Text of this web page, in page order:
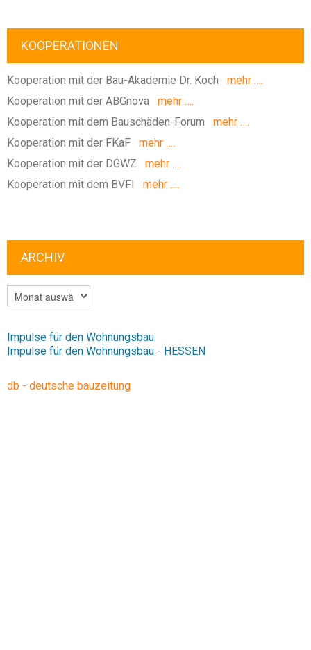
KOOPERATIONEN
Kooperation mit der Bau-Akademie Dr. Koch mehr ….
Kooperation mit der ABGnova mehr ….
Kooperation mit dem Bauschäden-Forum mehr ….
Kooperation mit der FKaF mehr ….
Kooperation mit der DGWZ mehr ….
Kooperation mit dem BVFI
mehr ….
ARCHIV
ARCHIV
Impulse für den Wohnungsbau
Impulse für den Wohnungsbau - HESSEN
db - deutsche bauzeitung